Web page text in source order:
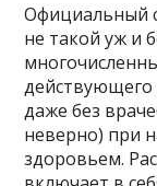
Официальный
не такой уж и
действующего
даже без
неверно) при
здоровьем.